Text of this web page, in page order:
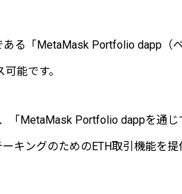
る「MetaMask Portfolio dapp（
能です。
「MetaMask Portfolio dappを通じ
キングのためのETH取引機能を提